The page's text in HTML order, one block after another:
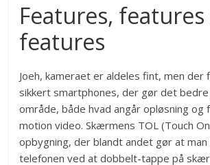
Features,
features
Joeh, kameraet er aldeles fint, men der
sikkert smartphones, der gør det
område, både hvad angår opløsning og
motion video. Skærmens TOL (Touch
opbygning, der blandt andet gør at
telefonen ved at dobbelt-tappe på